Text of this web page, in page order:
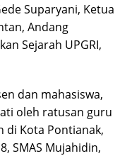
Suparyani, Ketua
Andang
Sejarah UPGRI,
dan mahasiswa,
oleh ratusan guru
di Kota Pontianak,
SMAS Mujahidin,